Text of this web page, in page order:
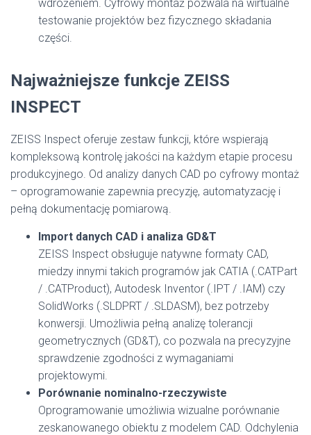
wdrożeniem. Cyfrowy montaż pozwala na wirtualne
testowanie projektów bez fizycznego składania
części.
Najważniejsze funkcje ZEISS
INSPECT
ZEISS Inspect oferuje zestaw funkcji, które wspierają
kompleksową kontrolę jakości na każdym etapie procesu
produkcyjnego. Od analizy danych CAD po cyfrowy montaż
– oprogramowanie zapewnia precyzję, automatyzację i
pełną dokumentację pomiarową.
Import danych CAD i analiza GD&T
ZEISS Inspect obsługuje natywne formaty CAD,
miedzy innymi takich programów jak CATIA (.CATPart
/ .CATProduct), Autodesk Inventor (.IPT / .IAM) czy
SolidWorks (.SLDPRT / .SLDASM), bez potrzeby
konwersji. Umożliwia pełną analizę tolerancji
geometrycznych (GD&T), co pozwala na precyzyjne
sprawdzenie zgodności z wymaganiami
projektowymi.
Porównanie nominalno-rzeczywiste
Oprogramowanie umożliwia wizualne porównanie
zeskanowanego obiektu z modelem CAD. Odchylenia